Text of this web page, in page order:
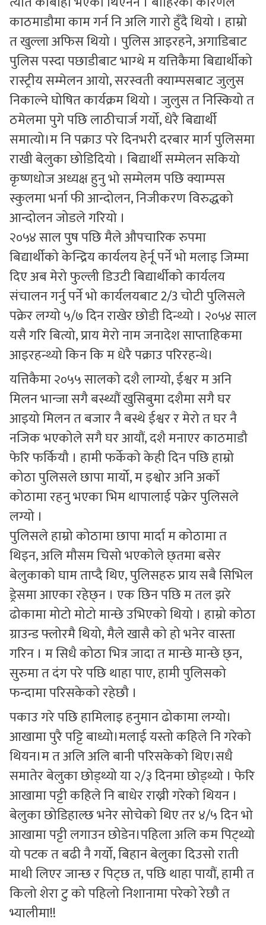
काठमाडौमा काम गर्न नि अलि गारो हुँदै थियो । हाम्रो
त खुल्ला अफिस थियो । पुलिस आइरहने, अगाडिबाट
पुलिस पस्दा पछाडीबाट भाग्थे म यत्तिकैमा बिद्यार्थीको
रास्ट्रीय सम्मेलन आयो, सरस्वती क्याम्पसबाट जुलुस
निकाल्ने घोषित कार्यक्रम थियो । जुलुस त निस्कियो त
ठमेलमा पुगे पछि लाठीचार्ज गर्यो, धेरै बिद्यार्थी
समात्यो।म नि पक्राउ परे दिनभरी दरबार मार्ग पुलिसमा
राखी बेलुका छोडिदियो । बिद्यार्थी सम्मेलन सकियो
कृष्णधोज अध्यक्ष हुनु भो सम्मेलम पछि क्याम्पस
स्कुलमा भर्ना फी आन्दोलन, निजीकरण विरुद्धको
आन्दोलन जोडले गरियो ।
२०५४ साल पुष पछि मैले औपचारिक रुपमा
बिद्यार्थीको केन्द्रिय कार्यलय हेर्नू पर्ने भो मलाइ जिम्मा
दिए अब मेरो फुल्ली डिउटी बिद्यार्थीको कार्यलय
संचालन गर्नु पर्ने भो कार्यलयबाट 2/3 चोटी पुलिसले
पक्रेर लग्यो ५/७ दिन राखेर छोडी दिन्थ्यो । २०५४ साल
यसै गरि बित्यो, प्राय मेरो नाम जनादेश साप्ताहिकमा
आइरहन्थ्यो किन कि म धेरै पक्राउ परिरहन्थे।
यत्तिकैमा २०५५ सालको दशै लाग्यो, ईश्वर म अनि
मिलन भान्जा सगै बस्थ्यौं खुसिबुमा दशैमा सगै घर
आइयो मिलन त बजार नै बस्थे ईश्वर र मेरो त घर नै
नजिक भएकोले सगै घर आयौं, दशै मनाएर काठमाडौ
फेरि फर्कियौ । हामी फर्केको केही दिन पछि हाम्रो
कोठा पुलिसले छापा मार्यो, म इश्वोर अनि अर्को
कोठामा रहनु भएका भिम थापालाई पक्रेर पुलिसले
लग्यो ।
पुलिसले हाम्रो कोठामा छापा मार्दा म कोठामा त
थिइन, अलि मौसम चिसो भएकोले छ्तमा बसेर
बेलुकाको घाम ताप्दै थिए, पुलिसहरु प्राय सबै सिभिल
ड्रेसमा आएका रहेछ्न । एक छिन पछि म तल झरे
ढोकामा मोटो मोटो मान्छे उभिएको थियो । हाम्रो कोठा
ग्राउन्ड फ्लोरमै थियो, मैले खासै को हो भनेर वास्ता
गरिन । म सिधै कोठा भित्र जादा त मान्छे मान्छे छ्न,
सुरुमा त दंग परे पछि थाहा पाए, हामी पुलिसको
फन्दामा परिसकेको रहेछौ ।
पकाउ गरे पछि हामिलाइ हनुमान ढोकामा लग्यो।
आखामा पुरै पट्टि बाध्यो।मलाई यस्तो कहिले नि गरेको
थियन।म त अलि अलि बानी परिसकेको थिए।सधै
समातेर बेलुका छोड्थ्यो या २/३ दिनमा छोड्थ्यो । फेरि
आखामा पट्टी कहिले नि बाधेर राख्नी गरेको थियन ।
बेलुका छोडिहाल्छ भनेर सोचेको थिए तर ४/५ दिन भो
आखामा पट्टी लगाउन छोडेन।पहिला अलि कम पिट्थ्यो
यो पटक त बढी नै गर्यो, बिहान बेलुका दिउसो राती
माथी लिएर जान्छ र पिट्छ त, पछि थाहा पायौं, हामी त
किलो शेरा टु को पहिलो निशानामा परेको रेछौ त
भ्यालीमा!!